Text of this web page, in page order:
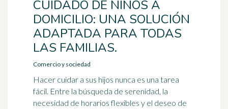
CUIDADO DE NIÑOS A
DOMICILIO: UNA SOLUCIÓN
ADAPTADA PARA TODAS
LAS FAMILIAS.
Comercio y sociedad
Hacer cuidar a sus hijos nunca es una tarea
fácil. Entre la búsqueda de serenidad, la
necesidad de horarios flexibles y el deseo de